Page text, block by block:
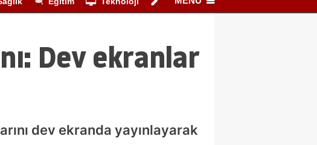
Dev ekranlar
dev ekranda yayınlayarak